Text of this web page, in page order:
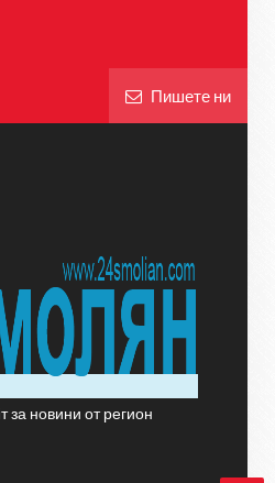
Пишете ни
за новини от регион